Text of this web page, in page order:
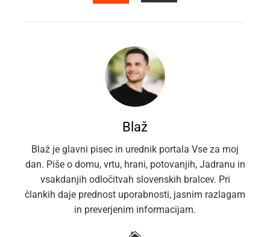
Blaž
Blaž je glavni pisec in urednik portala Vse za moj
dan. Piše o domu, vrtu, hrani, potovanjih, Jadranu in
vsakdanjih odločitvah slovenskih bralcev. Pri
člankih daje prednost uporabnosti, jasnim razlagam
in preverjenim informacijam.